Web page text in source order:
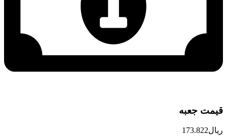
قیمت جعبه
ریال173.822